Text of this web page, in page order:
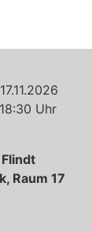
17.11.2026
18:30
Raum 17